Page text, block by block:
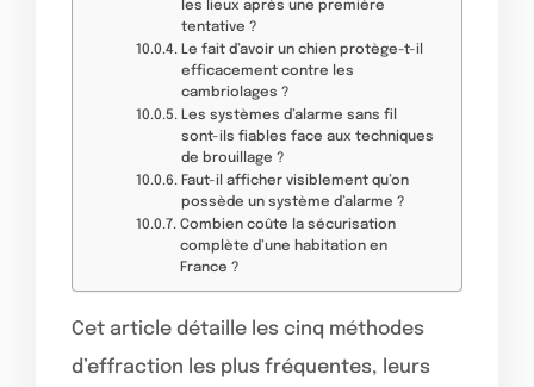
les lieux après une première
tentative ?
Le fait d’avoir un chien protège-t-il
efficacement contre les
cambriolages ?
Les systèmes d’alarme sans fil
sont-ils fiables face aux techniques
de brouillage ?
Faut-il afficher visiblement qu’on
possède un système d’alarme ?
Combien coûte la sécurisation
complète d’une habitation en
France ?
Cet article détaille les cinq méthodes
d’effraction les plus fréquentes, leurs